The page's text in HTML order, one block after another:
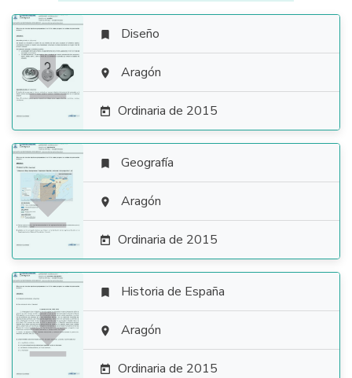

 Diseño
 Aragón
 Ordinaria de 2015

 Geografía
 Aragón
 Ordinaria de 2015

 Historia de España
 Aragón
 Ordinaria de 2015